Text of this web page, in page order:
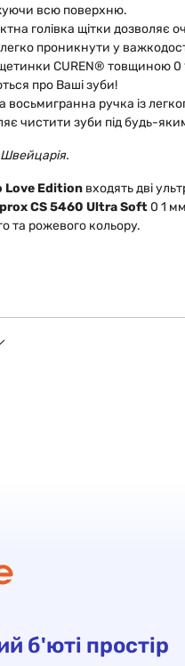
всю поверхню.
голівка щітки дозволяє
легко проникнути у
CUREN® товщиною
про Ваші зуби!
восьмигранна ручка із
чистити зуби під будь-
Love Editionвходять дві
CS 5460 Ultra Soft0 1
та рожевого кольору.
б'юті простір